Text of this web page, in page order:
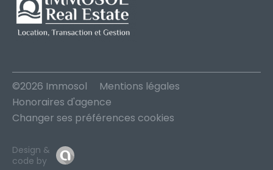
©2026 Immosol
Mentions légales
Honoraires d'agence
Changer ses préférences cookies
Design &
code by